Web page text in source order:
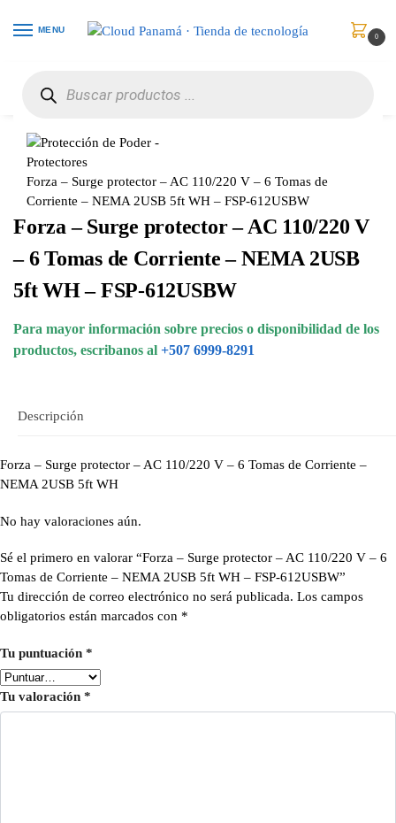
MENU
0
Forza – Surge protector – AC 110/220 V – 6 Tomas de
Corriente – NEMA 2USB 5ft WH – FSP-612USBW
Forza – Surge protector – AC 110/220 V
– 6 Tomas de Corriente – NEMA 2USB
5ft WH – FSP-612USBW
Para mayor información sobre precios o disponibilidad de los
productos, escribanos al +507 6999-8291
Descripción
Forza – Surge protector – AC 110/220 V – 6 Tomas de Corriente –
NEMA 2USB 5ft WH
No hay valoraciones aún.
Sé el primero en valorar “Forza – Surge protector – AC 110/220 V – 6
Tomas de Corriente – NEMA 2USB 5ft WH – FSP-612USBW”
Tu dirección de correo electrónico no será publicada. Los campos
obligatorios están marcados con *
Tu puntuación *
Tu valoración *